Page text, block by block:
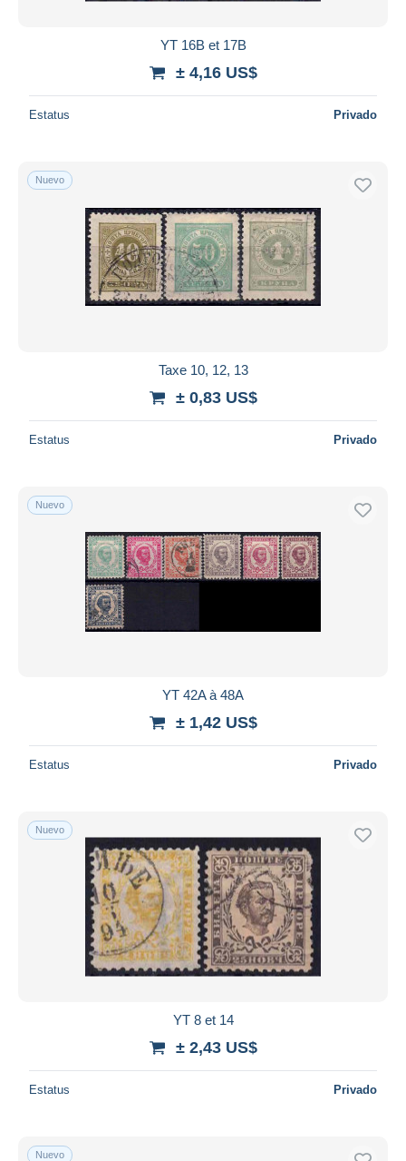
YT 16B et 17B
± 4,16 US$
Estatus Privado
Nuevo
Taxe 10, 12, 13
± 0,83 US$
Estatus Privado
Nuevo
YT 42A à 48A
± 1,42 US$
Estatus Privado
Nuevo
YT 8 et 14
± 2,43 US$
Estatus Privado
Nuevo